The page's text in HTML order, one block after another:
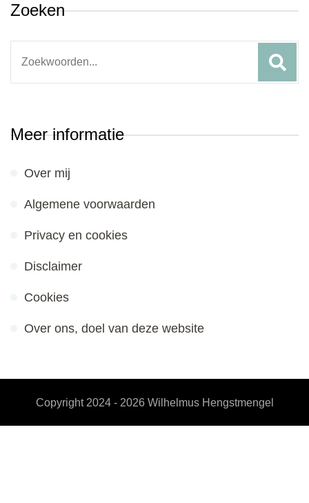
Zoeken
Meer informatie
Over mij
Algemene voorwaarden
Privacy en cookies
Disclaimer
Cookies
Over ons, doel van deze website
Copyright 2024 - 2026 Wilhelmus Hengstmengel